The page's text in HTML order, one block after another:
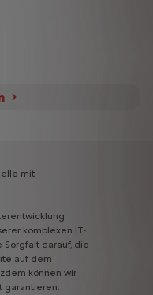
mit
komplexen IT-
Sorgfalt darauf, die
auf dem
können wir
garantieren.